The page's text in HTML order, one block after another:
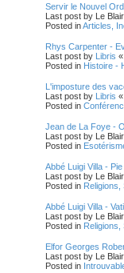
Servir le Nouvel
Last post by Le
Posted inArticles,
Rhys Carpenter -
Last post by Libris «
Posted in Histoire -
L'imposture des
Last post by Libris «
Posted in
Jean de La Foye -
Last post by Le
Posted in
Abbé Luigi Villa -
Last post by Le
Posted in Religions,
Abbé Luigi Villa -
Last post by Le
Posted in Religions,
Elfor Georges
Last post by Le
Posted in